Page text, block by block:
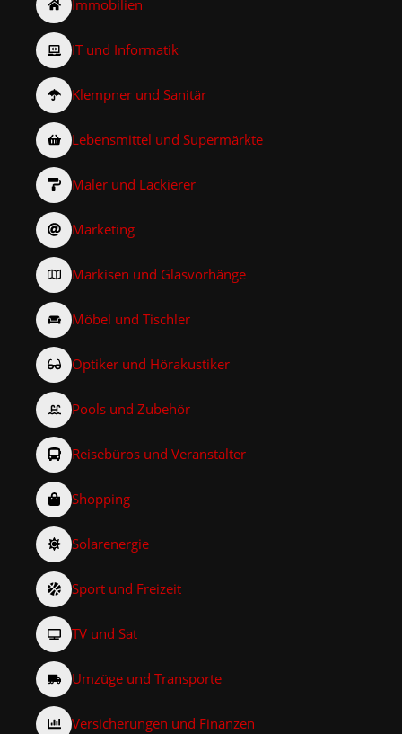
Immobilien
IT und Informatik
Klempner und Sanitär
Lebensmittel und Supermärkte
Maler und Lackierer
Marketing
Markisen und Glasvorhänge
Möbel und Tischler
Optiker und Hörakustiker
Pools und Zubehör
Reisebüros und Veranstalter
Shopping
Solarenergie
Sport und Freizeit
TV und Sat
Umzüge und Transporte
Versicherungen und Finanzen